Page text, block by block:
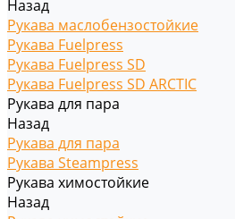
Назад
Рукава маслобензостойкие
Рукава Fuelpress
Рукава Fuelpress SD
Рукава Fuelpress SD ARCTIC
Рукава для пара
Назад
Рукава для пара
Рукава Steampress
Рукава химостойкие
Назад